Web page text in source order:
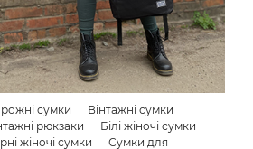
сумки
Вінтажні сумки
рюкзаки
Білі жіночі сумки
жіночі сумки
Сумки для